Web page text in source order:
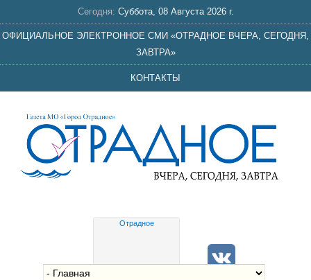
Сегодня: Суббота, 08 Августа 2026 г.
ОФИЦИАЛЬНОЕ ЭЛЕКТРОННОЕ СМИ «ОТРАДНОЕ ВЧЕРА, СЕГОДНЯ,
ЗАВТРА»
КОНТАКТЫ
Отрадное